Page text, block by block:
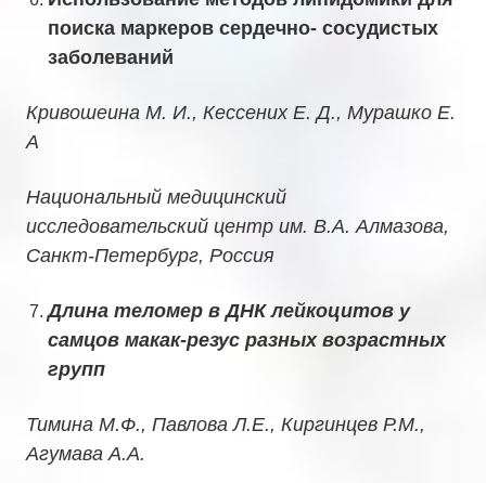
поиска маркеров сердечно- сосудистых
заболеваний
Кривошеина М. И., Кессених Е. Д., Мурашко Е.
А
Национальный медицинский
исследовательский центр им. В.А. Алмазова,
Санкт-Петербург, Россия
Длина теломер в ДНК лейкоцитов у
самцов макак-резус разных возрастных
групп
Тимина М.Ф., Павлова Л.Е., Киргинцев Р.М.,
Агумава А.А.